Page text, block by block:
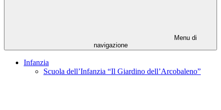
Menu di
navigazione
Infanzia
Scuola dell’Infanzia “Il Giardino dell’Arcobaleno”